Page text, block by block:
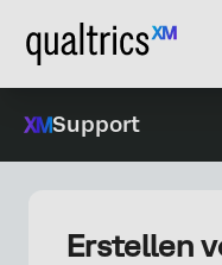
Support
Erstellen